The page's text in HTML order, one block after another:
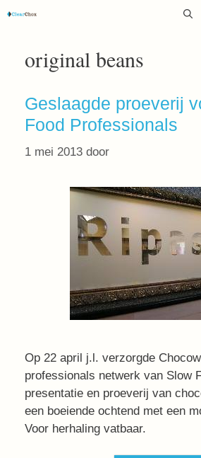
Ga
inhoudoriginal beans
Geslaagde proeverij
Food Professionals
1 mei 2013 door
Op 22 april j.l. verzorgde
professionals netwerk van Slow
presentatie en proeverij van
een boeiende ochtend met een
Voor herhaling vatbaar.